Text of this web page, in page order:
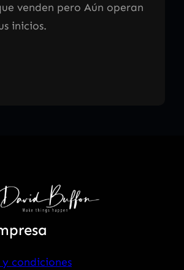
venden pero Aún operan
inicios.
condiciones